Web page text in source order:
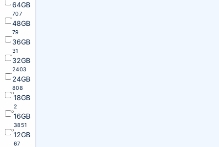
64GB
707
48GB
79
36GB
31
32GB
2403
24GB
808
18GB
2
16GB
3851
12GB
67